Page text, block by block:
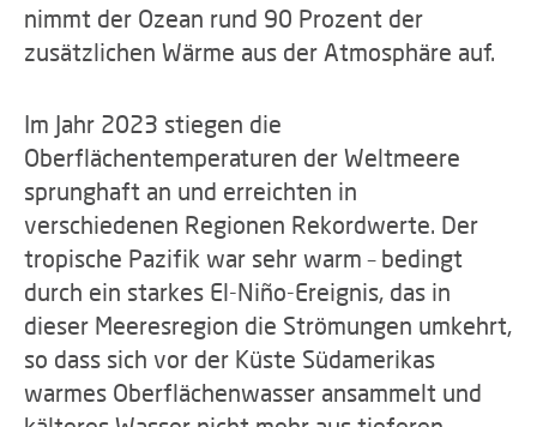
nimmt der Ozean rund 90 Prozent der
zusätzlichen Wärme aus der Atmosphäre auf.
Im Jahr 2023 stiegen die
Oberflächentemperaturen der Weltmeere
sprunghaft an und erreichten in
verschiedenen Regionen Rekordwerte. Der
tropische Pazifik war sehr warm – bedingt
durch ein starkes El-Niño-Ereignis, das in
dieser Meeresregion die Strömungen umkehrt,
so dass sich vor der Küste Südamerikas
warmes Oberflächenwasser ansammelt und